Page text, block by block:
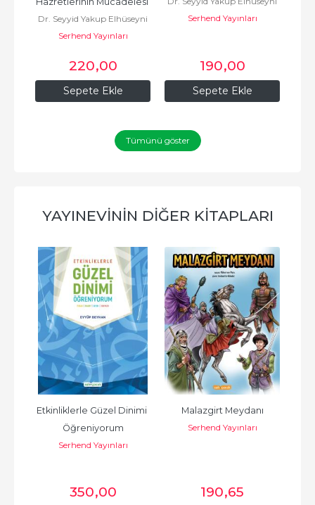
Sepete Ekle
ve Tecdidi
Dr. Seyyid Yakup Elhüseyni
Serhend Yayınları
220,00
Sepete Ekle
Serhend Yayınları
190,00
Tümünü göster
YAYINEVININ DIĞER KITAPLARI
Etkinliklerle Güzel Dinimi
Öğreniyorum
Serhend Yayınları
350,00
Malazgirt Meydanı
Serhend Yayınları
190,65